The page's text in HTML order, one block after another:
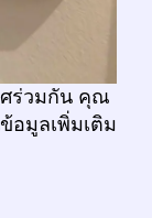
ศร่วมกัน คุณ
อมูลเพิ่มเติม